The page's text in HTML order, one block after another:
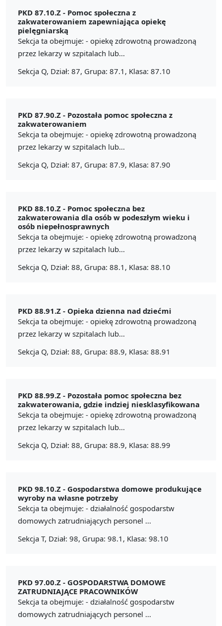
PKD 87.10.Z - Pomoc społeczna z
zakwaterowaniem zapewniająca opiekę
pielęgniarską
Sekcja ta obejmuje: - opiekę zdrowotną prowadzoną
przez lekarzy w szpitalach lub...
Sekcja Q, Dział: 87, Grupa: 87.1, Klasa: 87.10
PKD 87.90.Z - Pozostała pomoc społeczna z
zakwaterowaniem
Sekcja ta obejmuje: - opiekę zdrowotną prowadzoną
przez lekarzy w szpitalach lub...
Sekcja Q, Dział: 87, Grupa: 87.9, Klasa: 87.90
PKD 88.10.Z - Pomoc społeczna bez
zakwaterowania dla osób w podeszłym wieku i
osób niepełnosprawnych
Sekcja ta obejmuje: - opiekę zdrowotną prowadzoną
przez lekarzy w szpitalach lub...
Sekcja Q, Dział: 88, Grupa: 88.1, Klasa: 88.10
PKD 88.91.Z - Opieka dzienna nad dziećmi
Sekcja ta obejmuje: - opiekę zdrowotną prowadzoną
przez lekarzy w szpitalach lub...
Sekcja Q, Dział: 88, Grupa: 88.9, Klasa: 88.91
PKD 88.99.Z - Pozostała pomoc społeczna bez
zakwaterowania, gdzie indziej niesklasyfikowana
Sekcja ta obejmuje: - opiekę zdrowotną prowadzoną
przez lekarzy w szpitalach lub...
Sekcja Q, Dział: 88, Grupa: 88.9, Klasa: 88.99
PKD 98.10.Z - Gospodarstwa domowe produkujące
wyroby na własne potrzeby
Sekcja ta obejmuje: - działalność gospodarstw
domowych zatrudniających personel ...
Sekcja T, Dział: 98, Grupa: 98.1, Klasa: 98.10
PKD 97.00.Z - GOSPODARSTWA DOMOWE
ZATRUDNIAJĄCE PRACOWNIKÓW
Sekcja ta obejmuje: - działalność gospodarstw
domowych zatrudniających personel ...